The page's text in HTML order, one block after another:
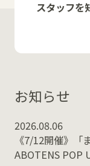
スタッフを
お知らせ
2026.08.06
《7/12開催》「
ABOTENS POP